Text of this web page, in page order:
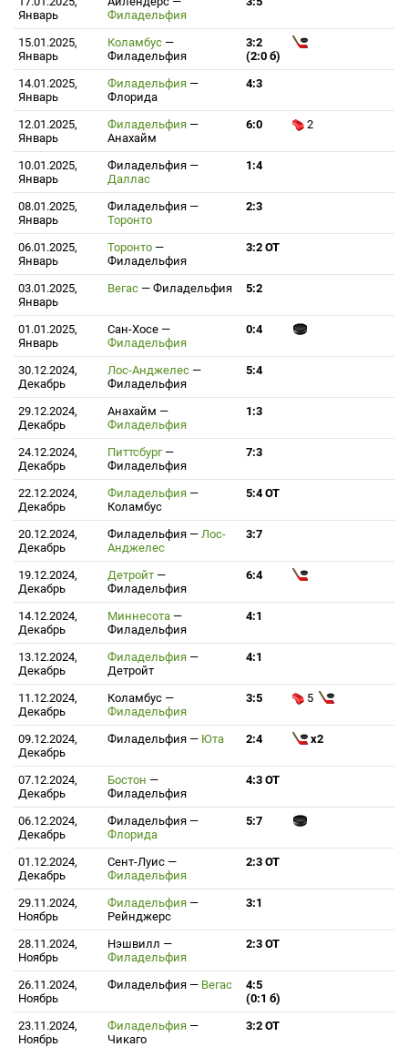
Январь
Филадельфия
15.01.2025,
Январь
Коламбус —
Филадельфия
3:2
(2:0 б)
14.01.2025,
Январь
Филадельфия —
Флорида
4:3
12.01.2025,
Январь
Филадельфия —
Анахайм
6:0 2
10.01.2025,
Январь
Филадельфия —
Даллас
1:4
08.01.2025,
Январь
Филадельфия —
Торонто
2:3
06.01.2025,
Январь
Торонто —
Филадельфия
3:2 ОТ
03.01.2025,
Январь
Вегас — Филадельфия 5:2
01.01.2025,
Январь
Сан-Хосе —
Филадельфия
0:4
30.12.2024,
Декабрь
Лос-Анджелес —
Филадельфия
5:4
29.12.2024,
Декабрь
Анахайм —
Филадельфия
1:3
24.12.2024,
Декабрь
Питтсбург —
Филадельфия
7:3
22.12.2024,
Декабрь
Филадельфия —
Коламбус
5:4 ОТ
20.12.2024,
Декабрь
Филадельфия — Лос-
Анджелес
3:7
19.12.2024,
Декабрь
Детройт —
Филадельфия
6:4
14.12.2024,
Декабрь
Миннесота —
Филадельфия
4:1
13.12.2024,
Декабрь
Филадельфия —
Детройт
4:1
11.12.2024,
Декабрь
Коламбус —
Филадельфия
3:5 5
09.12.2024,
Декабрь
Филадельфия — Юта 2:4 x2
07.12.2024,
Декабрь
Бостон —
Филадельфия
4:3 ОТ
06.12.2024,
Декабрь
Филадельфия —
Флорида
5:7
01.12.2024,
Декабрь
Сент-Луис —
Филадельфия
2:3 ОТ
29.11.2024,
Ноябрь
Филадельфия —
Рейнджерс
3:1
28.11.2024,
Ноябрь
Нэшвилл —
Филадельфия
2:3 ОТ
26.11.2024,
Ноябрь
Филадельфия — Вегас
4:5
(0:1 б)
23.11.2024,
Ноябрь
Филадельфия —
Чикаго
3:2 ОТ